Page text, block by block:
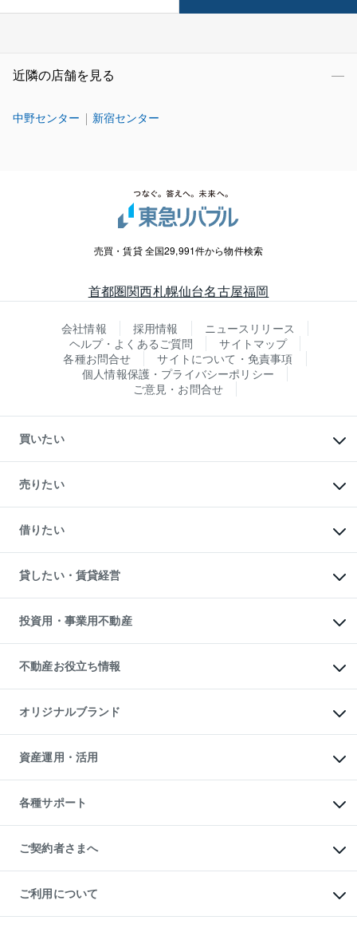
近隣の店舗を見る
中野センター 新宿センター
売買・賃貸 全国29,991件から物件検索
首都圏関西札幌仙台名古屋福岡
会社情報 採用情報
ニュースリリース
ヘルプ・よくあるご質問
サイトマップ
各種お問合せ
サイトについて・免責事項
個人情報保護・プライバシーポリシー
ご意見・お問合せ
買いたい
新築・分譲マンションの購入
中古マンションの購入
一戸建ての購入
中古一戸建ての購入
不動産購入の流れ
注目キーワード物件特集
購入ガイド
English 繁体中文簡体中文
売りたい
一戸建ての売却・査定
土地の売却・査定
スピードAI査定
不動産査定について
不動産売却の流れ
不動産買換えの流れ
売却ガイド
借りたい
オフィス・店舗の賃貸
借りるときの流れ
借りるガイド
貸したい・賃貸経営
マンション賃料データ
賃貸管理プラン
リロケーションについて
貸すガイド
投資用・事業用不動産
事業用不動産
マンション投資
投資用マンション
アパート経営
収益物件
ビル購入（ビル一棟）
投資用不動産の売却査定
事業用不動産の売却査定
不動産お役立ち情報
マンションライブラリー
人気マンションランキング
暮らしに役立つ不動産メディア
不動産相場・不動産価格情報
不動産コラム・ニュース
不動産用語集
不動産なんでもネット相談室
住まいの税金
オリジナルブランド
一棟リノベーションマンション
L`GENTE（ルジェンテ）
区分リノベーションマンション
投資用一棟レジデンスWELL
不動産小口投資
LEGACIA（レガシア）
資産運用・活用
不動産M&A
アセットマネジメント・出資
各種サポート
相続サポート
リフォームサポート
ご契約者さまへ
ご紹介・再契約特典
入居者様専用-各種ご案内（賃貸）
東急こすもす会「こすもすWeb」
ご利用について